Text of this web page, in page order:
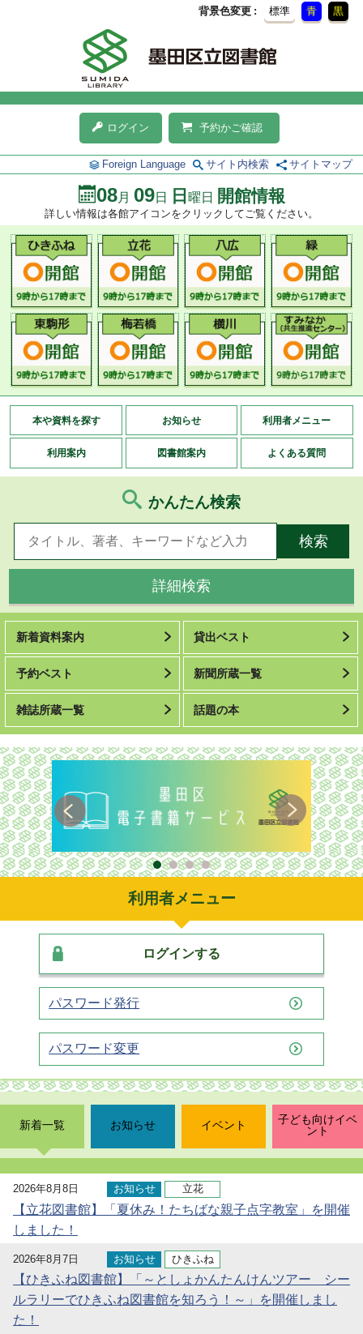
背景色変更 標準 青 黒
ログイン 予約かご確認
Foreign Language サイト内検索 サイトマップ
08月 09日 日 曜日 開館情報
詳しい情報は各館アイコンをクリックしてご覧ください。
本や資料を探す お知らせ 利用者メニュー
利用案内 図書館案内 よくある質問
かんたん検索
詳細検索
新着資料案内 貸出ベスト
予約ベスト 新聞所蔵一覧
雑誌所蔵一覧 話題の本
利用者メニュー
ログインする
パスワード発行
パスワード変更
新着一覧 お知らせ イベント
子ども向けイベ
ント
2026年8月8日 お知らせ 立花
【立花図書館】「夏休み！たちばな親子点字教室」を開催
しました！
2026年8月7日 お知らせ ひきふね
【ひきふね図書館】「～としょかんたんけんツアー シー
ルラリーでひきふね図書館を知ろう！～」を開催しまし
た！